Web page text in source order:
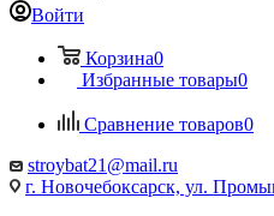
Войти
Корзина0
Избранные товары0
Сравнение товаров0
stroybat21@mail.ru
г. Новочебоксарск, ул.